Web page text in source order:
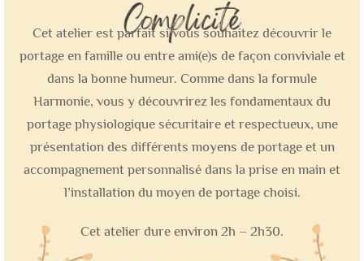
Cet atelier est parfait si vous souhaitez découvrir le
portage en famille ou entre ami(e)s de façon conviviale et
dans la bonne humeur. Comme dans la formule
Harmonie, vous y découvrirez les fondamentaux du
portage physiologique sécuritaire et respectueux, une
présentation des différents moyens de portage et un
accompagnement personnalisé dans la prise en main et
l’installation du moyen de portage choisi.
Cet atelier dure environ 2h – 2h30.